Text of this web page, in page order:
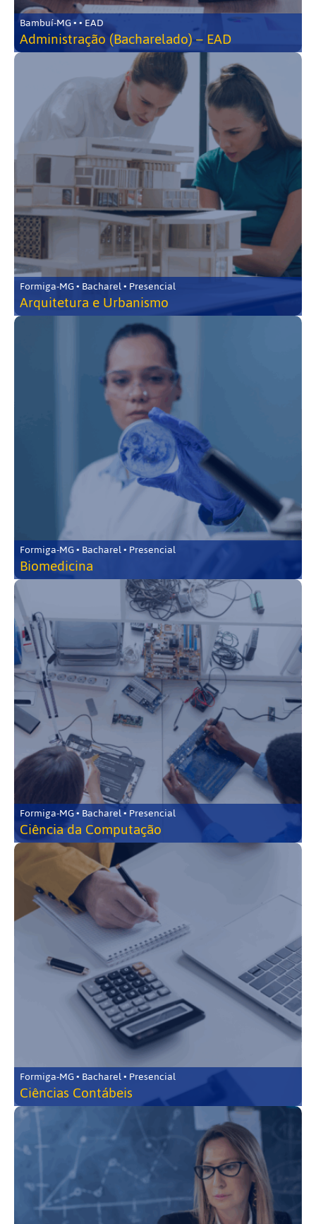
Bambuí-MG • • EAD
Administração (Bacharelado) – EAD
Formiga-MG • Bacharel • Presencial
Arquitetura e Urbanismo
Formiga-MG • Bacharel • Presencial
Biomedicina
Formiga-MG • Bacharel • Presencial
Ciência da Computação
Formiga-MG • Bacharel • Presencial
Ciências Contábeis